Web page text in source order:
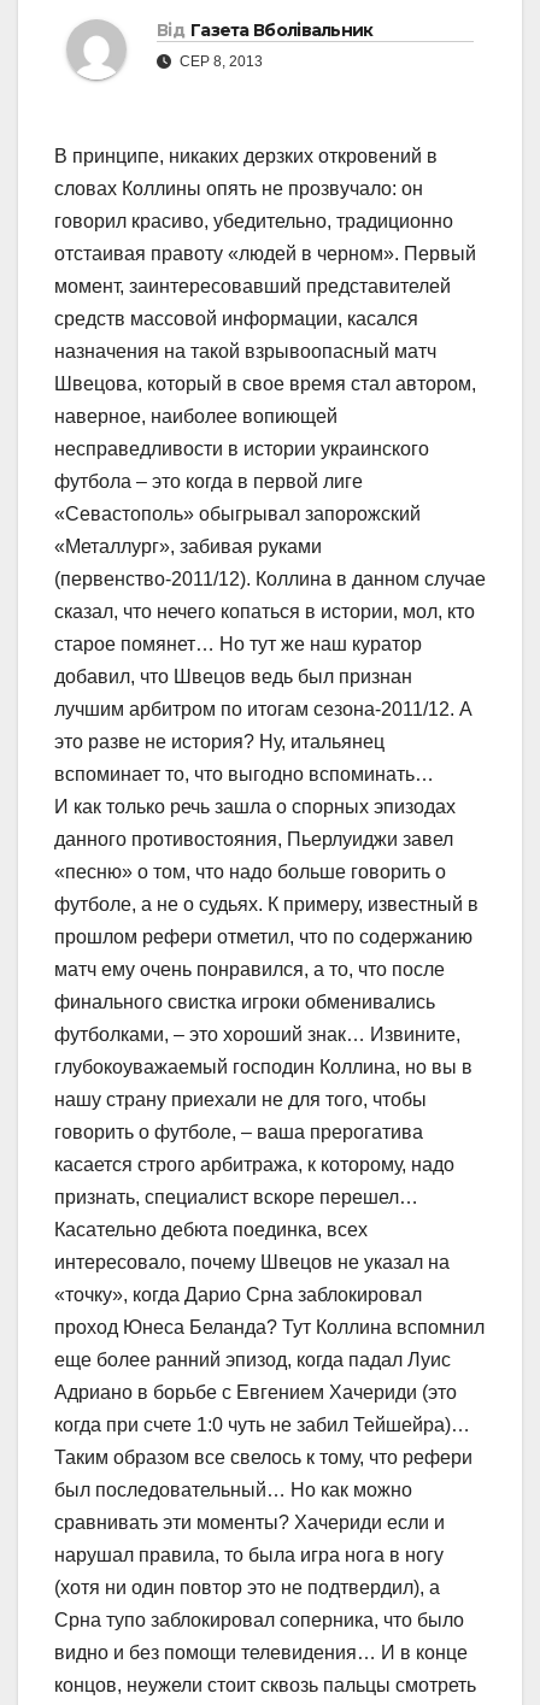
Від Газета Вболівальник
СЕР 8, 2013
В принципе, никаких дерзких откровений в
словах Коллины опять не прозвучало: он
говорил красиво, убедительно, традиционно
отстаивая правоту «людей в черном». Первый
момент, заинтересовавший представителей
средств массовой информации, касался
назначения на такой взрывоопасный матч
Швецова, который в свое время стал автором,
наверное, наиболее вопиющей
несправедливости в истории украинского
футбола – это когда в первой лиге
«Севастополь» обыгрывал запорожский
«Металлург», забивая руками
(первенство-2011/12). Коллина в данном случае
сказал, что нечего копаться в истории, мол, кто
старое помянет… Но тут же наш куратор
добавил, что Швецов ведь был признан
лучшим арбитром по итогам сезона-2011/12. А
это разве не история? Ну, итальянец
вспоминает то, что выгодно вспоминать…
И как только речь зашла о спорных эпизодах
данного противостояния, Пьерлуиджи завел
«песню» о том, что надо больше говорить о
футболе, а не о судьях. К примеру, известный в
прошлом рефери отметил, что по содержанию
матч ему очень понравился, а то, что после
финального свистка игроки обменивались
футболками, – это хороший знак… Извините,
глубокоуважаемый господин Коллина, но вы в
нашу страну приехали не для того, чтобы
говорить о футболе, – ваша прерогатива
касается строго арбитража, к которому, надо
признать, специалист вскоре перешел…
Касательно дебюта поединка, всех
интересовало, почему Швецов не указал на
«точку», когда Дарио Срна заблокировал
проход Юнеса Беланда? Тут Коллина вспомнил
еще более ранний эпизод, когда падал Луис
Адриано в борьбе с Евгением Хачериди (это
когда при счете 1:0 чуть не забил Тейшейра)…
Таким образом все свелось к тому, что рефери
был последовательный… Но как можно
сравнивать эти моменты? Хачериди если и
нарушал правила, то была игра нога в ногу
(хотя ни один повтор это не подтвердил), а
Срна тупо заблокировал соперника, что было
видно и без помощи телевидения… И в конце
концов, неужели стоит сквозь пальцы смотреть